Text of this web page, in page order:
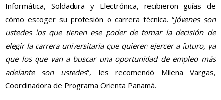
Informática, Soldadura y Electrónica, recibieron guías de
cómo escoger su profesión o carrera técnica. “Jóvenes son
ustedes los que tienen ese poder de tomar la decisión de
elegir la carrera universitaria que quieren ejercer a futuro, ya
que los que van a buscar una oportunidad de empleo más
adelante son ustedes”, les recomendó Milena Vargas,
Coordinadora de Programa Orienta Panamá.